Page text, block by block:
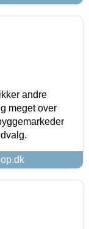
andre
meget over